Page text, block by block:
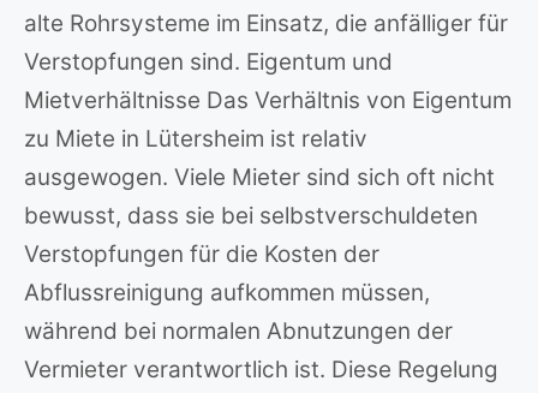
alte Rohrsysteme im Einsatz, die anfälliger für
Verstopfungen sind. Eigentum und
Mietverhältnisse Das Verhältnis von Eigentum
zu Miete in Lütersheim ist relativ
ausgewogen. Viele Mieter sind sich oft nicht
bewusst, dass sie bei selbstverschuldeten
Verstopfungen für die Kosten der
Abflussreinigung aufkommen müssen,
während bei normalen Abnutzungen der
Vermieter verantwortlich ist. Diese Regelung